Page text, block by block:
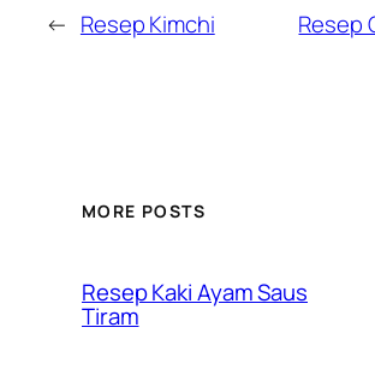
← Resep Kimchi Resep
MORE POSTS
Resep Kaki Ayam Saus
Tiram